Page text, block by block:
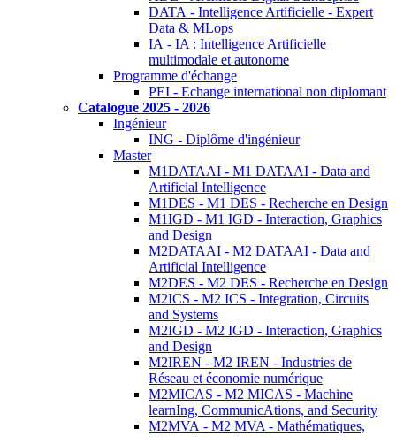
DATA - Intelligence Artificielle - Expert
Data & MLops
IA - IA : Intelligence Artificielle
multimodale et autonome
Programme d'échange
PEI - Echange international non diplomant
Catalogue 2025 - 2026
Ingénieur
ING - Diplôme d'ingénieur
Master
M1DATAAI - M1 DATAAI - Data and
Artificial Intelligence
M1DES - M1 DES - Recherche en Design
M1IGD - M1 IGD - Interaction, Graphics
and Design
M2DATAAI - M2 DATAAI - Data and
Artificial Intelligence
M2DES - M2 DES - Recherche en Design
M2ICS - M2 ICS - Integration, Circuits
and Systems
M2IGD - M2 IGD - Interaction, Graphics
and Design
M2IREN - M2 IREN - Industries de
Réseau et économie numérique
M2MICAS - M2 MICAS - Machine
learnIng, CommunicAtions, and Security
M2MVA - M2 MVA - Mathématiques,